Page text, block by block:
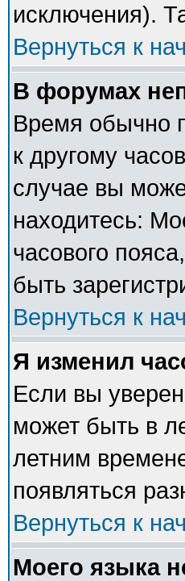
исключения).
Вернуться к
В форумах
Время обычно
к другому
случае вы
находитесь:
часового
быть
Вернуться к
Я изменил
Если вы
может быть в
летним
появляться
Вернуться к
Моего языка